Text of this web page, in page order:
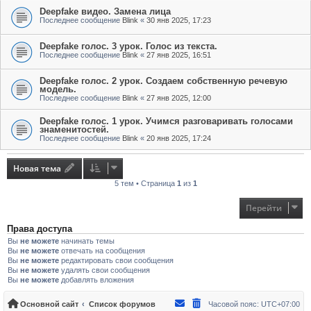
Deepfake видео. Замена лица
Последнее сообщение Blink « 30 янв 2025, 17:23
Deepfake голос. 3 урок. Голос из текста.
Последнее сообщение Blink « 27 янв 2025, 16:51
Deepfake голос. 2 урок. Создаем собственную речевую
модель.
Последнее сообщение Blink « 27 янв 2025, 12:00
Deepfake голос. 1 урок. Учимся разговаривать голосами
знаменитостей.
Последнее сообщение Blink « 20 янв 2025, 17:24
Новая тема
5 тем • Страница 1 из 1
Перейти
Права доступа
Вы не можете начинать темы
Вы не можете отвечать на сообщения
Вы не можете редактировать свои сообщения
Вы не можете удалять свои сообщения
Вы не можете добавлять вложения
Основной сайт Список форумов Часовой пояс: UTC+07:00